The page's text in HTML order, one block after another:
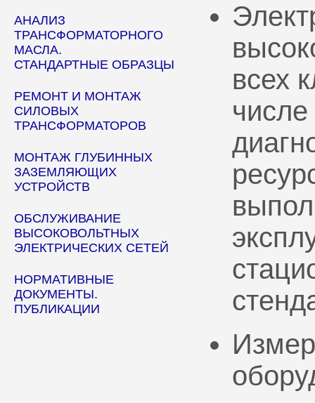
АНАЛИЗ
ТРАНСФОРМАТОРНОГО
МАСЛА.
СТАНДАРТНЫЕ ОБРАЗЦЫ
РЕМОНТ И МОНТАЖ
СИЛОВЫХ
ТРАНСФОРМАТОРОВ
МОНТАЖ ГЛУБИННЫХ
ЗАЗЕМЛЯЮЩИХ
УСТРОЙСТВ
ОБСЛУЖИВАНИЕ
ВЫСОКОВОЛЬТНЫХ
ЭЛЕКТРИЧЕСКИХ СЕТЕЙ
НОРМАТИВНЫЕ
ДОКУМЕНТЫ.
ПУБЛИКАЦИИ
всех